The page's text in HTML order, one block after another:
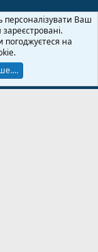
конфіденційності
персоналізувати Ваш
на